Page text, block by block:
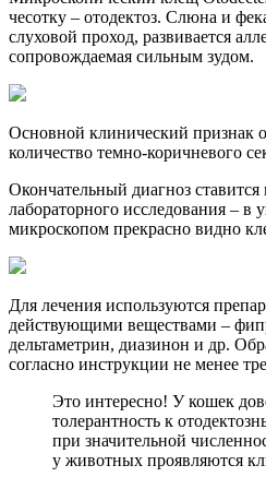
чесотку – отодектоз. Слюна и
слуховой проход, развивается
сопровождаемая сильным зудом.
Основной клинический признак
количество темно-коричневого
Окончательный диагноз
лабораторного исследования – в
микроскопом прекрасно видно
Для лечения используются
действующими веществами –
дельтаметрин, диазинон и др.
согласно инструкции не менее
Это интересно! У кошек
толерантность к
при значительной
у животных проявляются